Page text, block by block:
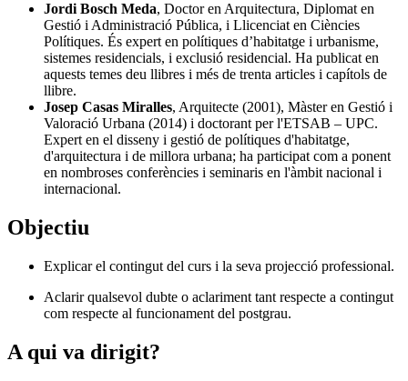
Jordi Bosch Meda, Doctor en Arquitectura, Diplomat en
Gestió i Administració Pública, i Llicenciat en Ciències
Polítiques. És expert en polítiques d’habitatge i urbanisme,
sistemes residencials, i exclusió residencial. Ha publicat en
aquests temes deu llibres i més de trenta articles i capítols de
llibre.
Josep Casas Miralles, Arquitecte (2001), Màster en Gestió i
Valoració Urbana (2014) i doctorant per l'ETSAB – UPC.
Expert en el disseny i gestió de polítiques d'habitatge,
d'arquitectura i de millora urbana; ha participat com a ponent
en nombroses conferències i seminaris en l'àmbit nacional i
internacional.
Objectiu
Explicar el contingut del curs i la seva projecció professional.
Aclarir qualsevol dubte o aclariment tant respecte a contingut
com respecte al funcionament del postgrau.
A qui va dirigit?